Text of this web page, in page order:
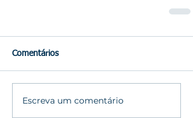
Comentários
Escreva um comentário